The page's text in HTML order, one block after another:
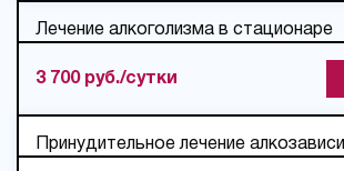
Лечение алкоголизма в стационаре
3 700 руб./сутки
Принудительное лечение